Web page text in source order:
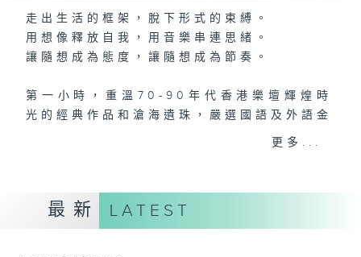
走出生活的框架，脫下形式的束縛。
用想像釋放自我，用音樂串連思緒。
讓隨想成為態度，讓隨想成為節奏。
第一小時，重溫70-90年代香港樂壇輝煌時
光的經典作品和滄海遺珠，嚴選國語及外語金
和新專輯作品。
星期日黃昏 6-8
更多...
最新 LATEST